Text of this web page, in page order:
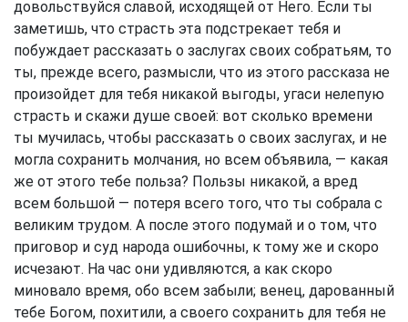
довольствуйся славой, исходящей от Него. Если ты
заметишь, что страсть эта подстрекает тебя и
побуждает рассказать о заслугах своих собратьям, то
ты, прежде всего, размысли, что из этого рассказа не
произойдет для тебя никакой выгоды, угаси нелепую
страсть и скажи душе своей: вот сколько времени
ты мучилась, чтобы рассказать о своих заслугах, и не
могла сохранить молчания, но всем объявила, — какая
же от этого тебе польза? Пользы никакой, а вред
всем большой — потеря всего того, что ты собрала с
великим трудом. А после этого подумай и о том, что
приговор и суд народа ошибочны, к тому же и скоро
исчезают. На час они удивляются, а как скоро
миновало время, обо всем забыли; венец, дарованный
тебе Богом, похитили, а своего сохранить для тебя не